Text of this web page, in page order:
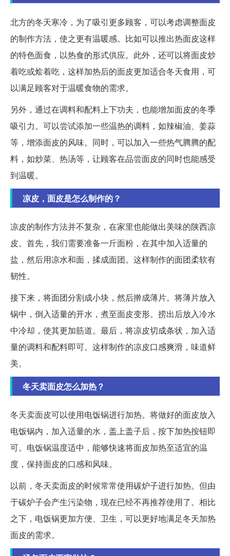
北方的冬天寒冷，为了吸引更多顾客，可以考虑调整面皮
的制作方法，使之更有温暖感。比如可以推出热面皮这样
的特色面食，以热食的形式供应。此外，还可以将面皮炒
着吃或烩着吃，这样加热后的面皮更加适合冬天食用，可
以满足顾客对于温暖食物的需求。
另外，通过在调料和配料上下功夫，也能增加面皮的冬季
吸引力。可以尝试添加一些温热的调料，如辣椒油、姜蒜
等，增添面皮的风味。同时，可以加入一些热气腾腾的配
料，如炒菜、热汤等，让顾客在品尝面皮的同时也能感受
到温暖。
凉皮，面皮是怎么制作的？
凉皮的制作方法并不复杂，在家里也能做出美味的陕西凉
皮。首先，我们需要准备一斤面粉，在其中加入适量的
盐，然后用凉水和面，揉成面团。这样制作的面团柔软有
韧性。
接下来，将面团分割成小块，然后擀成薄片。将薄片放入
锅中，倒入适量的开水，煮至面皮变形。捞出后放入冷水
中冷却，使其更加筋道。最后，将凉皮切成条状，加入适
量的调料和配料即可。这样制作的凉皮口感爽滑，味道鲜
美。
冬天卖面皮怎么加热？
冬天卖面皮可以使用电饭锅进行加热。将做好的面皮放入
电饭锅内，加入适量的水，盖上盖子后，按下加热按钮即
可。电饭锅温度适中，能够快速将面皮加热至适宜的温
度，保持面皮的口感和风味。
以前，冬天卖面皮的时候常常使用碳炉子进行加热。但由
于碳炉子会产生污染物，现在已经不再推荐使用了。相比
之下，电饭锅更加方便、卫生，可以更好地满足冬天加热
面皮的需求。